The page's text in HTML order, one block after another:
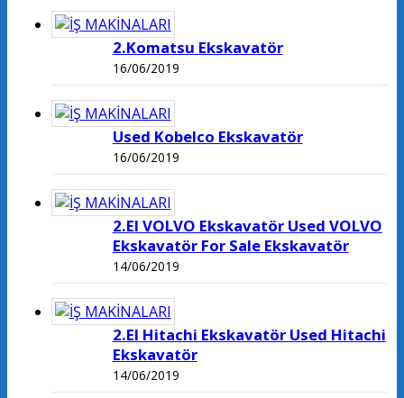
2.Komatsu Ekskavatör
16/06/2019
Used Kobelco Ekskavatör
16/06/2019
2.El VOLVO Ekskavatör Used VOLVO
Ekskavatör For Sale Ekskavatör
14/06/2019
2.El Hitachi Ekskavatör Used Hitachi
Ekskavatör
14/06/2019